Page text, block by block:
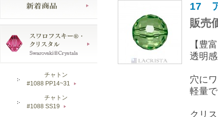
チャトン
#1088 PP14~31
▶
チャトン
#1088 SS19
▶
17
販売
【豊
透明
穴に
軽量
クリ